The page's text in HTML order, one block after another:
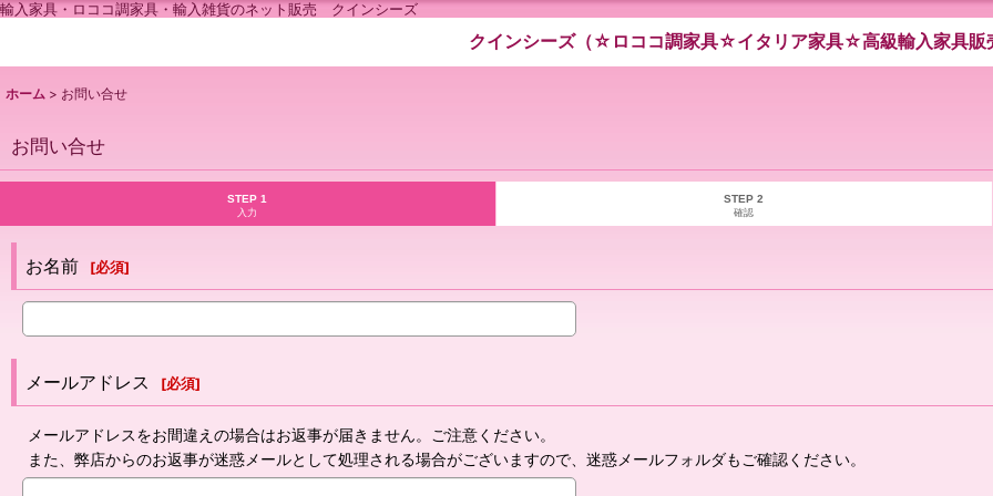
輸入家具・ロココ調家具・輸入雑貨のネット販売 クインシーズ
クインシーズ（☆ロココ調家具☆イタリア家具☆高級輸入家具販
ホーム > お問い合せ
お問い合せ
STEP 1
入力
STEP 2
確認
お名前 [必須]
メールアドレス [必須]
メールアドレスをお間違えの場合はお返事が届きません。ご注意ください。
また、弊店からのお返事が迷惑メールとして処理される場合がございますので、迷惑メールフォルダもご確認ください。